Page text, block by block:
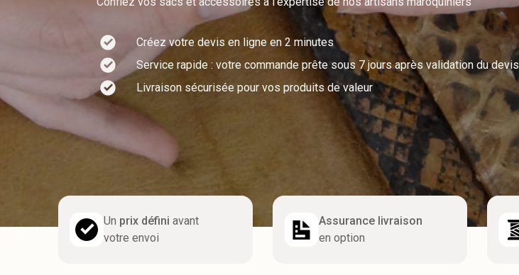
Créez votre devis en ligne en 2 minutes
Service rapide : votre commande prête sous 7 jours après validation du devis
Livraison sécurisée pour vos produits de valeur
Un prix défini avant
votre envoi
Assurance livraison
en option